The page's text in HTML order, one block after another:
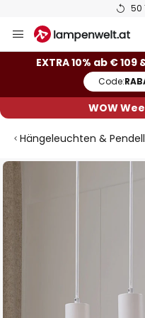
50
Inhalt
springen
EXTRA 10% ab € 109
Code:
WOW
Hängeleuchten &
Zum
Ende
der
Bildgalerie
springen